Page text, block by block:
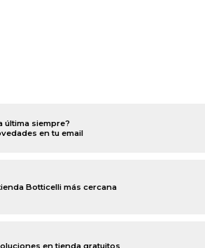
última siempre?
en tu email
Botticelli más cercana
en tienda gratuitos